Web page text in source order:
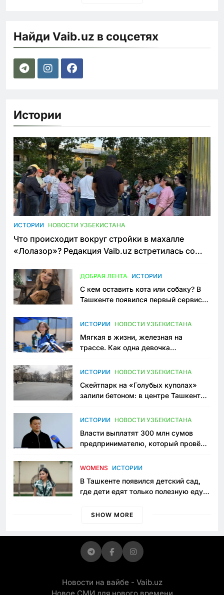
Найди Vaib.uz в соцсетях
Истории
ИСТОРИИ НОВОСТИ УЗБЕКИСТАНА
Что происходит вокруг стройки в махалле
«Лолазор»? Редакция Vaib.uz встретилась со
ДОБРАЯ ЛЕНТА ИСТОРИИ
С кем оставить кота или собаку? В
Ташкенте появился первый сервис
ИСТОРИИ НОВОСТИ УЗБЕКИСТАНА
Мягкая в жизни, железная на
трассе. Как одна девочка
Узбекистане
ИСТОРИИ НОВОСТИ УЗБЕКИСТАНА
Скейтпарк на «Голубых куполах»
залили бетоном: в центре Ташкента
пространство
ИСТОРИИ НОВОСТИ УЗБЕКИСТАНА
Власти выплатят 300 млн сумов
предпринимателю, который провёл
приговору
WOMENS ИСТОРИИ
В Ташкенте появился детский сад,
где дети едят только полезную еду.
просить «кашу без сахара»
SHOW MORE
Новости на вайбе - Vaib.uz